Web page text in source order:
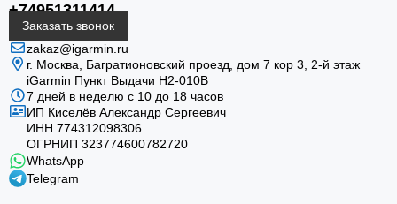
+74951311414
Заказать звонок
zakaz@igarmin.ru
г. Москва, Багратионовский проезд, дом 7 кор 3, 2-й этаж
iGarmin Пункт Выдачи Н2-010В
7 дней в неделю с 10 до 18 часов
ИП Киселёв Александр Сергеевич
ИНН 774312098306
ОГРНИП 323774600782720
WhatsApp
Telegram